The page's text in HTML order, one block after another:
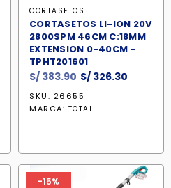
CORTASETOS
CORTASETOS LI-ION 20V
2800SPM 46CM C:18MM
EXTENSION 0-40CM -
TPHT201601
S/383.90 El
precio
original
S/ 326.30
SKU: 26655
MARCA: TOTAL
-15%